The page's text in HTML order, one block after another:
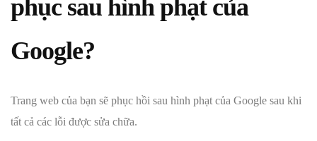
phục sau hình phạt của
Google?
Trang web của bạn sẽ phục hồi sau hình phạt của Google sau khi
tất cả các lỗi được sửa chữa.